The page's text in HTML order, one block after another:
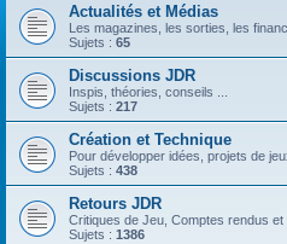
Actualités et Médias
Les magazines, les sorties, les
Sujets : 65
Discussions JDR
Inspis, théories, conseils ...
Sujets : 217
Création et Technique
Pour développer idées, projets de
Sujets : 438
Retours JDR
Critiques de Jeu, Comptes rendus
Sujets : 1386